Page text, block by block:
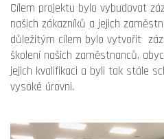
Cílem projektu bylo vybudovat
našich zákazníků a jejich
důležitým cílem bylo vytvořit
školení našich zaměstnanců,
jejich kvalifikaci a byli tak stále
vysoké úrovni.